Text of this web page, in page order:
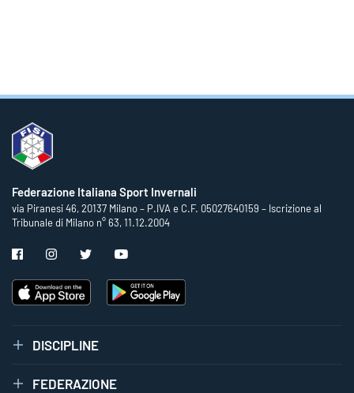
Federazione Italiana Sport Invernali
via Piranesi 46, 20137 Milano – P.IVA e C.F. 05027640159 – Iscrizione al
Tribunale di Milano n° 63, 11.12.2004
DISCIPLINE
FEDERAZIONE